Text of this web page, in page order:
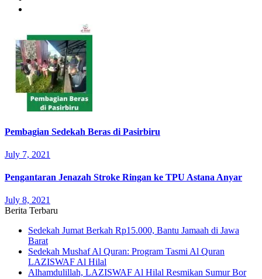
Pembagian Sedekah Beras di Pasirbiru
July 7, 2021
Pengantaran Jenazah Stroke Ringan ke TPU Astana Anyar
July 8, 2021
Berita Terbaru
Sedekah Jumat Berkah Rp15.000, Bantu Jamaah di Jawa
Barat
Sedekah Mushaf Al Quran: Program Tasmi Al Quran
LAZISWAF Al Hilal
Alhamdulillah, LAZISWAF Al Hilal Resmikan Sumur Bor